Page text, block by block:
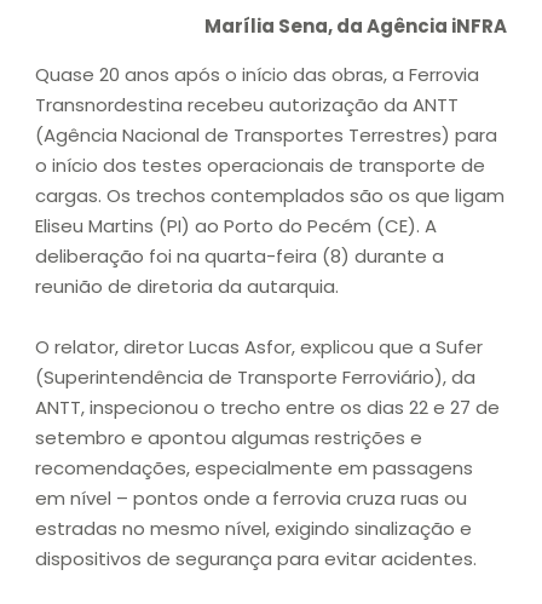
Marília Sena, da Agência iNFRA
Quase 20 anos após o início das obras, a Ferrovia
Transnordestina recebeu autorização da ANTT
(Agência Nacional de Transportes Terrestres) para
o início dos testes operacionais de transporte de
cargas. Os trechos contemplados são os que ligam
Eliseu Martins (PI) ao Porto do Pecém (CE). A
deliberação foi na quarta-feira (8) durante a
reunião de diretoria da autarquia.
O relator, diretor Lucas Asfor, explicou que a Sufer
(Superintendência de Transporte Ferroviário), da
ANTT, inspecionou o trecho entre os dias 22 e 27 de
setembro e apontou algumas restrições e
recomendações, especialmente em passagens
em nível – pontos onde a ferrovia cruza ruas ou
estradas no mesmo nível, exigindo sinalização e
dispositivos de segurança para evitar acidentes.